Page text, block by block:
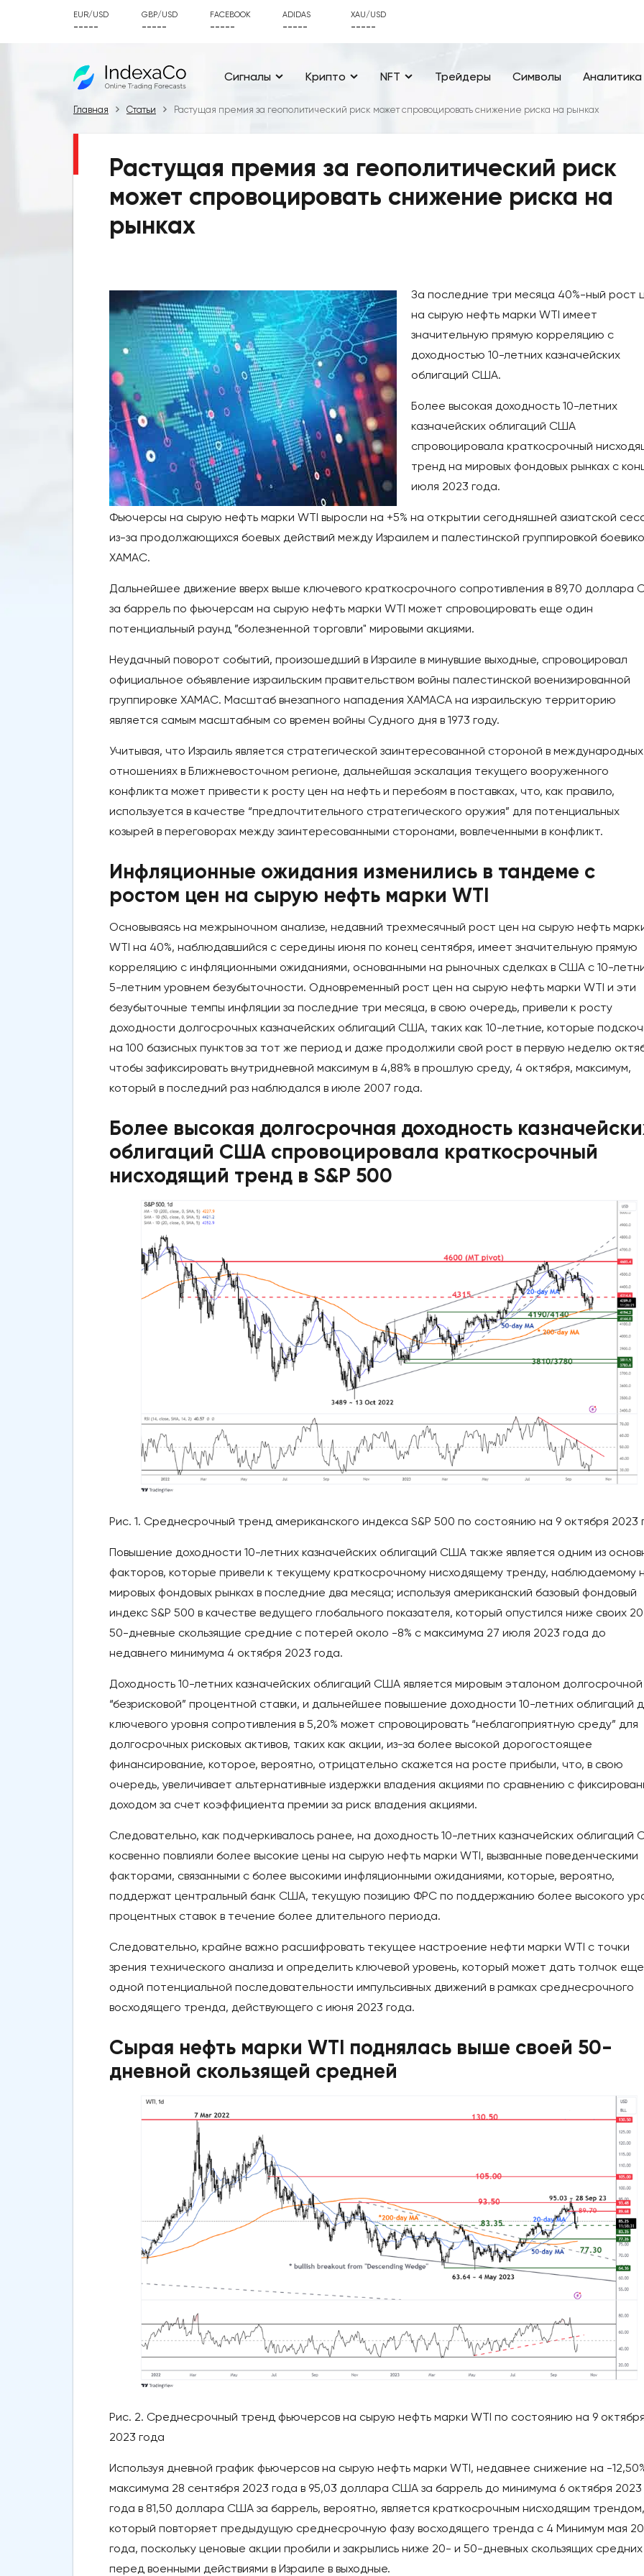
EUR/USD
-----
GBP/USD
-----
FACEBOOK
-----
ADIDAS
-----
XAU/USD
-----
Сигналы Крипто NFT Трейдеры Символы Аналитика
Главная Статьи Растущая премия за геополитический риск может спровоцировать снижение риска на рынках
Растущая премия за геополитический риск
может спровоцировать снижение риска на
рынках
За последние три месяца 40%-ный рост
на сырую нефть марки WTI имеет
значительную прямую корреляцию с
доходностью 10-летних казначейских
облигаций США.
Более высокая доходность 10-летних
казначейских облигаций США
спровоцировала краткосрочный
тренд на мировых фондовых рынках с
июля 2023 года.
Фьючерсы на сырую нефть марки WTI выросли на +5% на открытии сегодняшней азиатской
из-за продолжающихся боевых действий между Израилем и палестинской группировкой
ХАМАС.
Дальнейшее движение вверх выше ключевого краткосрочного сопротивления в 89,70 доллара
за баррель по фьючерсам на сырую нефть марки WTI может спровоцировать еще один
потенциальный раунд ”болезненной торговли" мировыми акциями.
Неудачный поворот событий, произошедший в Израиле в минувшие выходные, спровоцировал
официальное объявление израильским правительством войны палестинской военизированной
группировке ХАМАС. Масштаб внезапного нападения ХАМАСА на израильскую территорию
является самым масштабным со времен войны Судного дня в 1973 году.
Учитывая, что Израиль является стратегической заинтересованной стороной в международных
отношениях в Ближневосточном регионе, дальнейшая эскалация текущего вооруженного
конфликта может привести к росту цен на нефть и перебоям в поставках, что, как правило,
используется в качестве “предпочтительного стратегического оружия” для потенциальных
козырей в переговорах между заинтересованными сторонами, вовлеченными в конфликт.
Инфляционные ожидания изменились в тандеме с
ростом цен на сырую нефть марки WTI
Основываясь на межрыночном анализе, недавний трехмесячный рост цен на сырую нефть
WTI на 40%, наблюдавшийся с середины июня по конец сентября, имеет значительную прямую
корреляцию с инфляционными ожиданиями, основанными на рыночных сделках в США с 10-
5-летним уровнем безубыточности. Одновременный рост цен на сырую нефть марки WTI и эти
безубыточные темпы инфляции за последние три месяца, в свою очередь, привели к росту
доходности долгосрочных казначейских облигаций США, таких как 10-летние, которые
на 100 базисных пунктов за тот же период и даже продолжили свой рост в первую неделю
чтобы зафиксировать внутридневной максимум в 4,88% в прошлую среду, 4 октября, максимум,
который в последний раз наблюдался в июле 2007 года.
Более высокая долгосрочная доходность
облигаций США спровоцировала краткосрочный
нисходящий тренд в S&P 500
Рис. 1. Среднесрочный тренд американского индекса S&P 500 по состоянию на 9 октября 2023
Повышение доходности 10-летних казначейских облигаций США также является одним из
факторов, которые привели к текущему краткосрочному нисходящему тренду, наблюдаемому
мировых фондовых рынках в последние два месяца; используя американский базовый фондовый
индекс S&P 500 в качестве ведущего глобального показателя, который опустился ниже своих
50-дневные скользящие средние с потерей около -8% с максимума 27 июля 2023 года до
недавнего минимума 4 октября 2023 года.
Доходность 10-летних казначейских облигаций США является мировым эталоном долгосрочной
“безрисковой” процентной ставки, и дальнейшее повышение доходности 10-летних облигаций
ключевого уровня сопротивления в 5,20% может спровоцировать “неблагоприятную среду” для
долгосрочных рисковых активов, таких как акции, из-за более высокой дорогостоящее
финансирование, которое, вероятно, отрицательно скажется на росте прибыли, что, в свою
очередь, увеличивает альтернативные издержки владения акциями по сравнению с
доходом за счет коэффициента премии за риск владения акциями.
Следовательно, как подчеркивалось ранее, на доходность 10-летних казначейских облигаций
косвенно повлияли более высокие цены на сырую нефть марки WTI, вызванные поведенческими
факторами, связанными с более высокими инфляционными ожиданиями, которые, вероятно,
поддержат центральный банк США, текущую позицию ФРС по поддержанию более высокого
процентных ставок в течение более длительного периода.
Следовательно, крайне важно расшифровать текущее настроение нефти марки WTI с точки
зрения технического анализа и определить ключевой уровень, который может дать толчок еще
одной потенциальной последовательности импульсивных движений в рамках среднесрочного
восходящего тренда, действующего с июня 2023 года.
Сырая нефть марки WTI поднялась выше своей 50-
дневной скользящей средней
Рис. 2. Среднесрочный тренд фьючерсов на сырую нефть марки WTI по состоянию на 9
2023 года
Используя дневной график фьючерсов на сырую нефть марки WTI, недавнее снижение на -
максимума 28 сентября 2023 года в 95,03 доллара США за баррель до минимума 6 октября 2023
года в 81,50 доллара США за баррель, вероятно, является краткосрочным нисходящим трендом,
который повторяет предыдущую среднесрочную фазу восходящего тренда с 4 Минимум мая
года, поскольку ценовые акции пробили и закрылись ниже 20- и 50-дневных скользящих средних
перед военными действиями в Израиле в выходные.